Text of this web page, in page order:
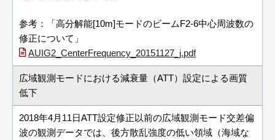
参考：「高分解能[10m]モードのビームF2-6中心周波数の
修正について」
AUIG2_CenterFrequency_20151127_j.pdf
広域観測モードにおける減衰量（ATT）設定による画質
低下
2018年4月11日ATT設定修正以前の広域観測モード交差偏
波の観測データでは、後方散乱強度の低い領域（海域な